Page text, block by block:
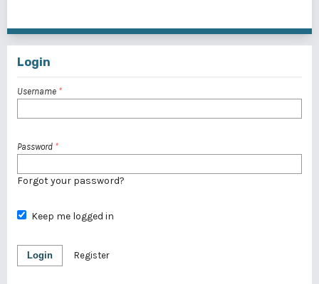
Login
Username *
Password *
Forgot your password?
Keep me logged in
Login Register